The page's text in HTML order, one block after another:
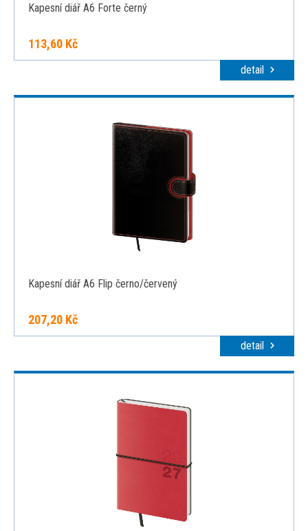
Kapesní diář A6 Forte černý
113,60 Kč
detail
Kapesní diář A6 Flip černo/červený
207,20 Kč
detail